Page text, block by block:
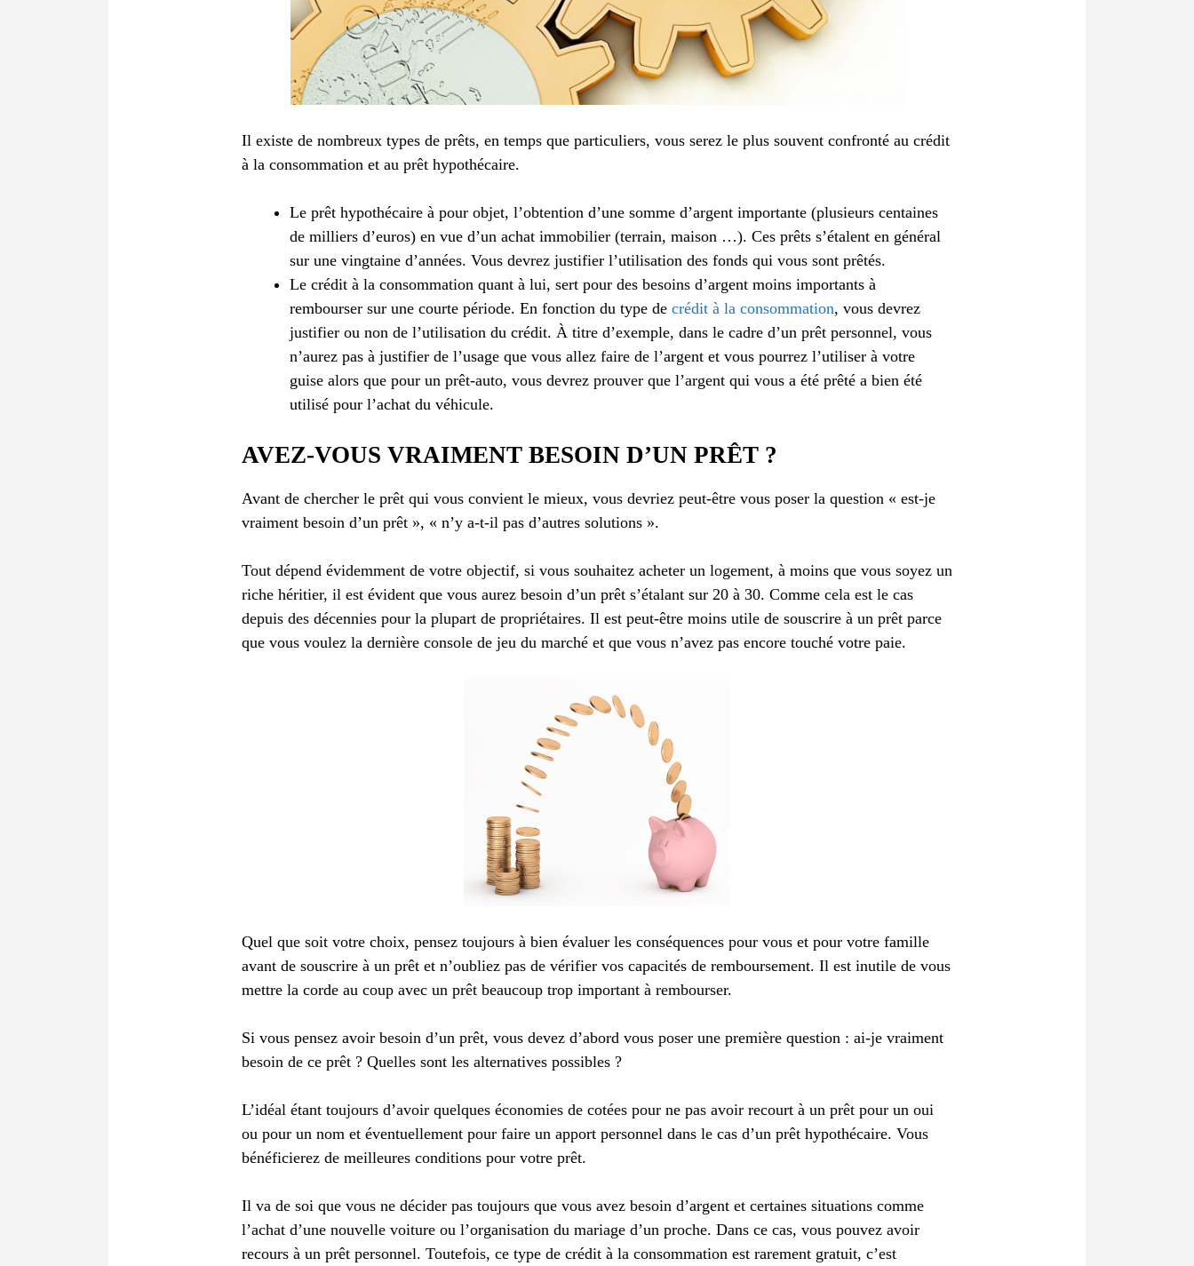
Il existe de nombreux types de prêts, en temps que particuliers, vous serez le plus souvent confronté au crédit
à la consommation et au prêt hypothécaire.
Le prêt hypothécaire à pour objet, l’obtention d’une somme d’argent importante (plusieurs centaines
de milliers d’euros) en vue d’un achat immobilier (terrain, maison …). Ces prêts s’étalent en général
sur une vingtaine d’années. Vous devrez justifier l’utilisation des fonds qui vous sont prêtés.
Le crédit à la consommation quant à lui, sert pour des besoins d’argent moins importants à
rembourser sur une courte période. En fonction du type de crédit à la consommation, vous devrez
justifier ou non de l’utilisation du crédit. À titre d’exemple, dans le cadre d’un prêt personnel, vous
n’aurez pas à justifier de l’usage que vous allez faire de l’argent et vous pourrez l’utiliser à votre
guise alors que pour un prêt-auto, vous devrez prouver que l’argent qui vous a été prêté a bien été
utilisé pour l’achat du véhicule.
AVEZ-VOUS VRAIMENT BESOIN D’UN PRÊT ?
Avant de chercher le prêt qui vous convient le mieux, vous devriez peut-être vous poser la question « est-je
vraiment besoin d’un prêt », « n’y a-t-il pas d’autres solutions ».
Tout dépend évidemment de votre objectif, si vous souhaitez acheter un logement, à moins que vous soyez un
riche héritier, il est évident que vous aurez besoin d’un prêt s’étalant sur 20 à 30. Comme cela est le cas
depuis des décennies pour la plupart de propriétaires. Il est peut-être moins utile de souscrire à un prêt parce
que vous voulez la dernière console de jeu du marché et que vous n’avez pas encore touché votre paie.
Quel que soit votre choix, pensez toujours à bien évaluer les conséquences pour vous et pour votre famille
avant de souscrire à un prêt et n’oubliez pas de vérifier vos capacités de remboursement. Il est inutile de vous
mettre la corde au coup avec un prêt beaucoup trop important à rembourser.
Si vous pensez avoir besoin d’un prêt, vous devez d’abord vous poser une première question : ai-je vraiment
besoin de ce prêt ? Quelles sont les alternatives possibles ?
L’idéal étant toujours d’avoir quelques économies de cotées pour ne pas avoir recourt à un prêt pour un oui
ou pour un nom et éventuellement pour faire un apport personnel dans le cas d’un prêt hypothécaire. Vous
bénéficierez de meilleures conditions pour votre prêt.
Il va de soi que vous ne décider pas toujours que vous avez besoin d’argent et certaines situations comme
l’achat d’une nouvelle voiture ou l’organisation du mariage d’un proche. Dans ce cas, vous pouvez avoir
recours à un prêt personnel. Toutefois, ce type de crédit à la consommation est rarement gratuit, c’est